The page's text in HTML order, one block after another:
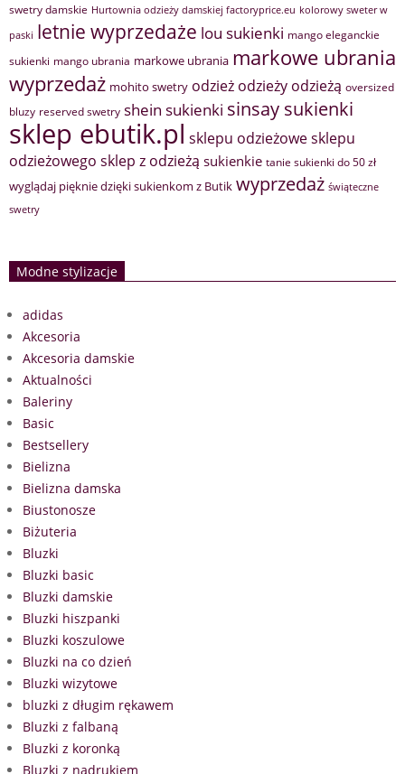
swetry damskie Hurtownia odzieży damskiej factoryprice.eu kolorowy sweter w
paski letnie wyprzedaże lou sukienki mango eleganckie
sukienki mango ubrania markowe ubrania markowe ubrania
wyprzedaż mohito swetry odzież odzieży odzieżą oversized
bluzy reserved swetry shein sukienki sinsay sukienki
sklep ebutik.pl sklepu odzieżowesklepu
odzieżowego sklep z odzieżą sukienkie tanie sukienki do 50 zł
wyglądaj pięknie dzięki sukienkom z Butik wyprzedaż świąteczne
swetry
Modne stylizacje
adidas
Akcesoria
Akcesoria damskie
Aktualności
Baleriny
Basic
Bestsellery
Bielizna
Bielizna damska
Biustonosze
Biżuteria
Bluzki
Bluzki basic
Bluzki damskie
Bluzki hiszpanki
Bluzki koszulowe
Bluzki na co dzień
Bluzki wizytowe
bluzki z długim rękawem
Bluzki z falbaną
Bluzki z koronką
Bluzki z nadrukiem